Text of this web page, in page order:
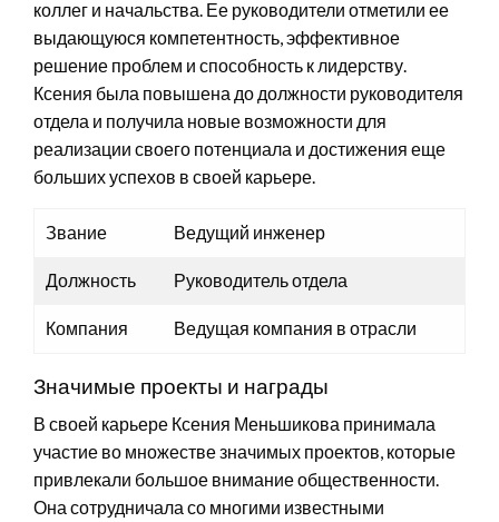
коллег и начальства. Ее руководители отметили ее
выдающуюся компетентность, эффективное
решение проблем и способность к лидерству.
Ксения была повышена до должности руководителя
отдела и получила новые возможности для
реализации своего потенциала и достижения еще
больших успехов в своей карьере.
Звание Ведущий инженер
Должность Руководитель отдела
Компания Ведущая компания в отрасли
Значимые проекты и награды
В своей карьере Ксения Меньшикова принимала
участие во множестве значимых проектов, которые
привлекали большое внимание общественности.
Она сотрудничала со многими известными